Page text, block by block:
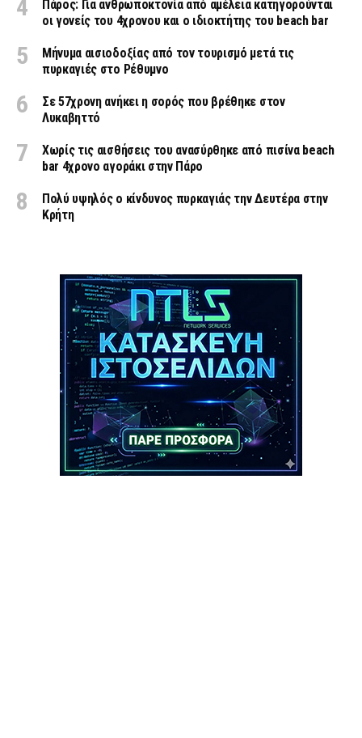
Πάρος: Για ανθρωποκτονία από αμέλεια κατηγορούνται
οι γονείς του 4χρονου και ο ιδιοκτήτης του beach bar
Μήνυμα αισιοδοξίας από τον τουρισμό μετά τις
πυρκαγιές στο Ρέθυμνο
Σε 57χρονη ανήκει η σορός που βρέθηκε στον
Λυκαβηττό
Χωρίς τις αισθήσεις του ανασύρθηκε από πισίνα beach
bar 4χρονο αγοράκι στην Πάρο
Πολύ υψηλός ο κίνδυνος πυρκαγιάς την Δευτέρα στην
Κρήτη